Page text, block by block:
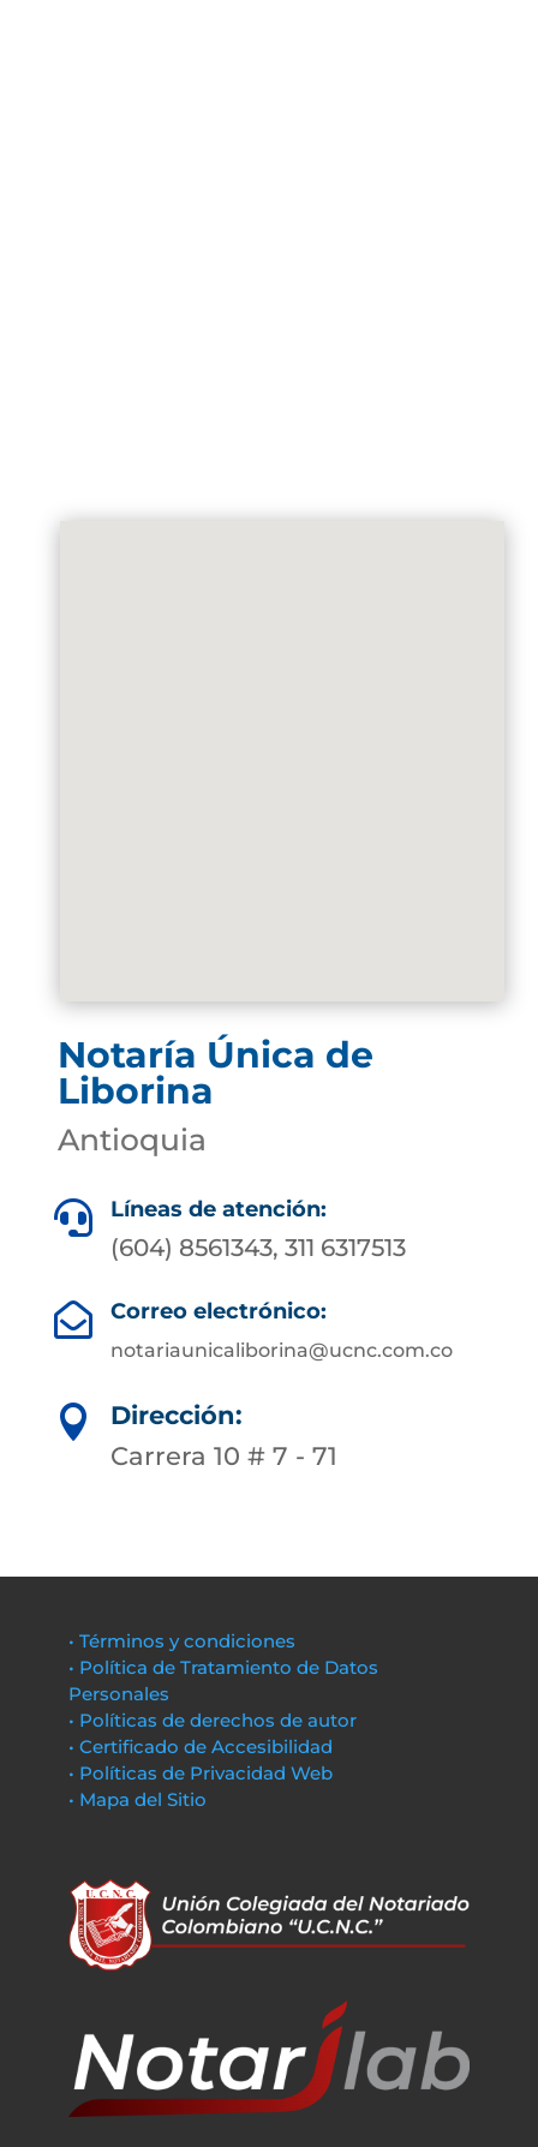
Notaría Única de
Liborina
Antioquia
 Líneas de atención:
(604) 8561343, 311 6317513
 Correo electrónico:
notariaunicaliborina@ucnc.com.co

Dirección:
Carrera 10 # 7 - 71
• Términos y condiciones
• Política de Tratamiento de Datos
Personales
• Políticas de derechos de autor
• Certificado de Accesibilidad
• Políticas de Privacidad Web
• Mapa del Sitio